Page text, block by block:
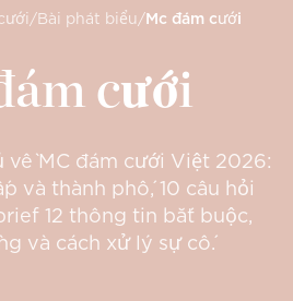
/Bài phát biểu/Mc đám cưới
cưới
về MC đám cưới Việt 2026:
và thành phố, 10 câu hỏi
12 thông tin bắt buộc,
và cách xử lý sự cố.